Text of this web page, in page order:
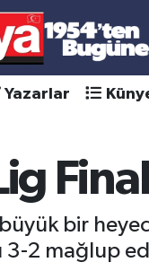
Yazarlar
bir
3-2 mağlup